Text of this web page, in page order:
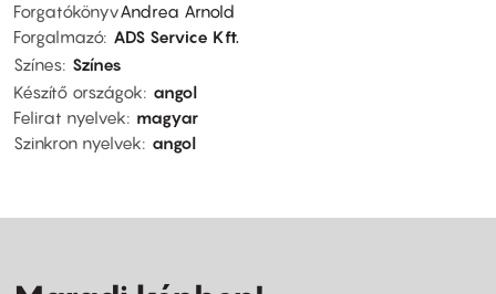
ForgatókönyvAndrea Arnold
Forgalmazó ADS Service Kft.
Színes Színes
Készítő országok
angol
Felirat nyelvek
magyar
Szinkron nyelvek
angol